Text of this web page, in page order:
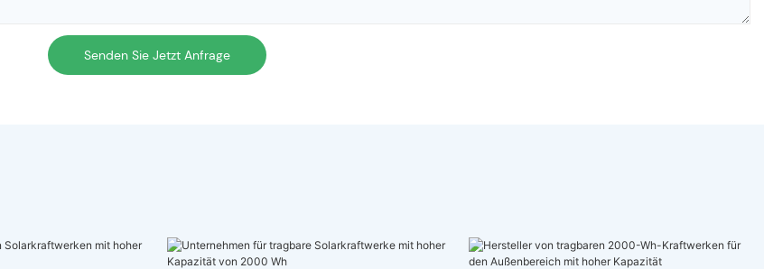
Senden Sie Jetzt Anfrage